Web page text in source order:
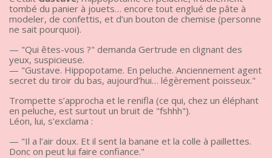
tombé du panier à jouets… encore tout englué de pâte à
modeler, de confettis, et d’un bouton de chemise (personne
ne sait pourquoi).
— "Qui êtes-vous ?" demanda Gertrude en clignant des
yeux, suspicieuse.
— "Gustave. Hippopotame. En peluche. Anciennement agent
secret du tiroir du bas, aujourd’hui… légèrement poisseux."
Trompette s’approcha et le renifla (ce qui, chez un éléphant
en peluche, est surtout un bruit de "fshhh").
Léon, lui, s’exclama :
— "Il a l’air doux. Et il sent la banane et la colle à paillettes.
Donc on peut lui faire confiance."